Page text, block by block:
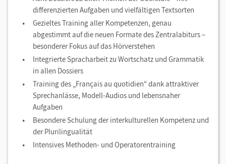
differenzierten Aufgaben und vielfältigen Textsorten
Gezieltes Training aller Kompetenzen, genau
abgestimmt auf die neuen Formate des Zentralabiturs –
besonderer Fokus auf das Hörverstehen
Integrierte Spracharbeit zu Wortschatz und Grammatik
in allen Dossiers
Training des „Français au quotidien“ dank attraktiver
Sprechanlässe, Modell-Audios und lebensnaher
Aufgaben
Besondere Schulung der interkulturellen Kompetenz und
der Plurilingualität
Intensives Methoden- und Operatorentraining